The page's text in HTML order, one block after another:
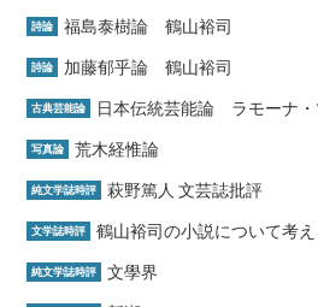
詩論 福島泰樹論 鶴山裕司
詩論 加藤郁乎論 鶴山裕司
古典芸能論 日本伝統芸能論 ラモーナ・
写真論 荒木経惟論
純文学誌時評 萩野篤人 文芸誌批評
文学誌時評 鶴山裕司の小説について考
純文学誌時評 文學界